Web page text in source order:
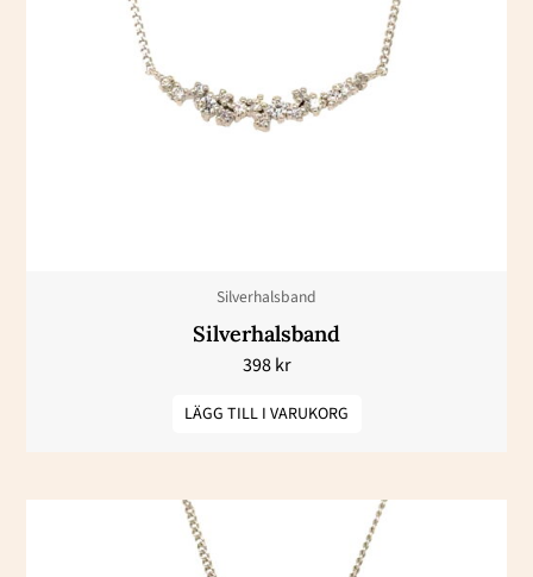
Silverhalsband
Silverhalsband
398kr
LÄGG TILL I VARUKORG